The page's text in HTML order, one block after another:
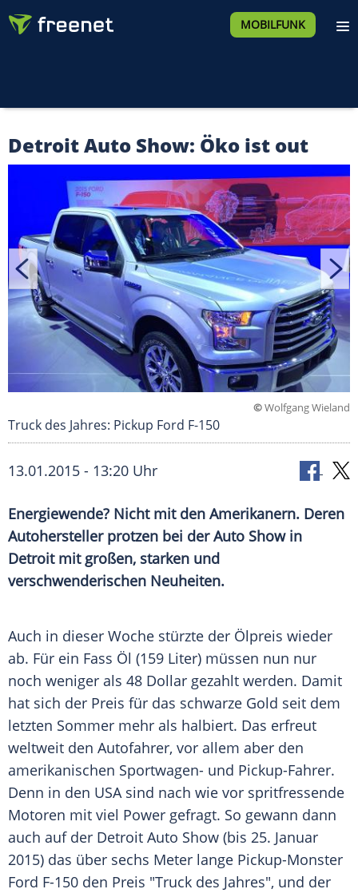
MOBILFUNK
Detroit Auto Show: Öko ist out
©Wolfgang Wieland
Truck des Jahres: Pickup Ford F-150
13.01.2015 - 13:20 Uhr
Energiewende? Nicht mit den Amerikanern. Deren
Autohersteller protzen bei der Auto Show in
Detroit mit großen, starken und
verschwenderischen Neuheiten.
Auch in dieser Woche stürzte der Ölpreis wieder
ab. Für ein Fass Öl (159 Liter) müssen nun nur
noch weniger als 48 Dollar gezahlt werden. Damit
hat sich der Preis für das schwarze Gold seit dem
letzten Sommer mehr als halbiert. Das erfreut
weltweit den Autofahrer, vor allem aber den
amerikanischen Sportwagen- und Pickup-Fahrer.
Denn in den USAsind nach wie vor spritfressende
Motoren mit viel Power gefragt. So gewann dann
auch auf der Detroit Auto Show (bis 25. Januar
2015) das über sechs Meter lange Pickup-Monster
Ford F-150 den Preis "Truck des Jahres", und der